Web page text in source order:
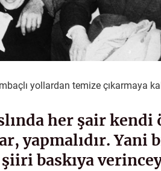
yollardan temize çıkarmaya
her şair
yapmalıdır. Yani
baskıya